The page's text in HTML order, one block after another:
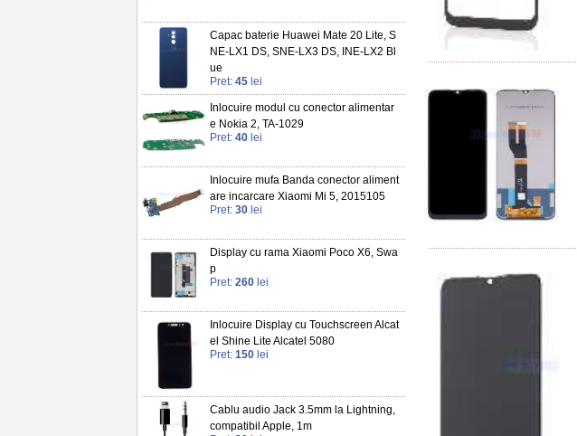
Capac baterie Huawei Mate 20 Lite, S
NE-LX1 DS, SNE-LX3 DS, INE-LX2 Bl
ue
Pret: 45 lei
Inlocuire modul cu conector alimentar
e Nokia 2, TA-1029
Pret: 40 lei
Inlocuire mufa Banda conector aliment
are incarcare Xiaomi Mi 5, 2015105
Pret: 30 lei
Display cu rama Xiaomi Poco X6, Swa
p
Pret: 260 lei
Inlocuire Display cu Touchscreen Alcat
el Shine Lite Alcatel 5080
Pret: 150 lei
Cablu audio Jack 3.5mm la Lightning,
compatibil Apple, 1m